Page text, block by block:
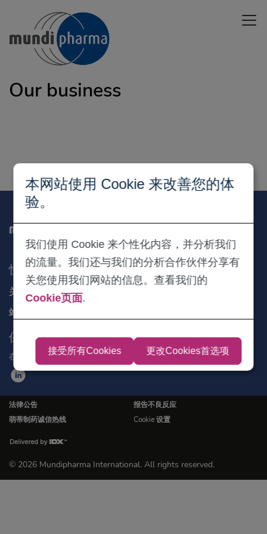
本网站使用 Cookie 来改善您的体
验。
我们使用 Cookie 来个性化内容，并分析我们
的流量。我们还与我们的分析合作伙伴分享有
关您使用我们网站的信息。查看我们的
Cookie页面.
接受所有Cookies 更改Cookies首选项
content
Open
Our business
快速链接
关于我们
站点地图
保持联系
在社交媒体领英上获取最新信息
法律公告
报告不良反应
萌蒂制药诚信热线
Cookie 设置
© 2026 Mundipharma International. All rights reserved.